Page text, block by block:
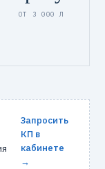
ОТ 3 000 Л
Запросить
КП в
кабинете
→